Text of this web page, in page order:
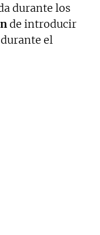
durante los
de introducir
el